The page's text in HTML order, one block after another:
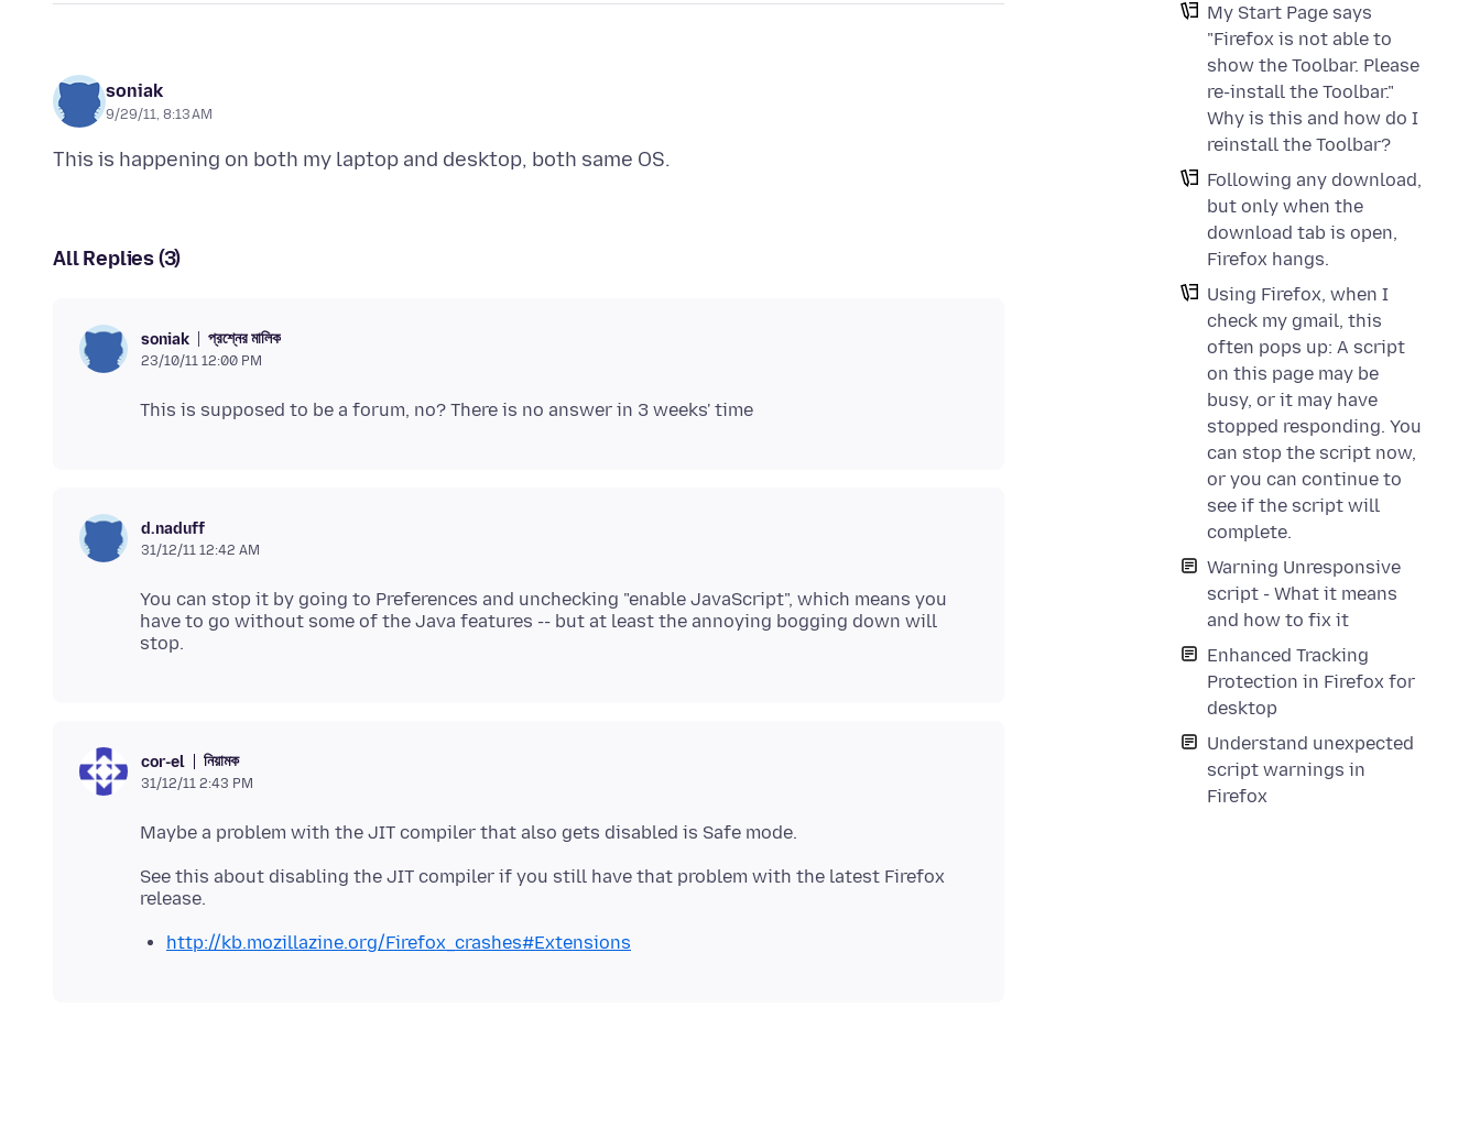
My Start Page says
"Firefox is not able to
show the Toolbar. Please
re-install the Toolbar."
Why is this and how do I
reinstall the Toolbar?
Following any download,
but only when the
download tab is open,
Firefox hangs.
Using Firefox, when I
check my gmail, this
often pops up: A script
on this page may be
busy, or it may have
stopped responding. You
can stop the script now,
or you can continue to
see if the script will
complete.
Warning Unresponsive
script - What it means
and how to fix it
Enhanced Tracking
Protection in Firefox for
desktop
Understand unexpected
script warnings in
Firefox
soniak
9/29/11, 8:13 AM
All Replies (3)
soniak প্রশ্নের মালিক
23/10/11 12:00 PM
d.naduff
31/12/11 12:42 AM
You can stop it by going to Preferences and unchecking "enable JavaScript", which means you
have to go without some of the Java features -- but at least the annoying bogging down will
cor-el নিয়ামক
31/12/11 2:43 PM
See this about disabling the JIT compiler if you still have that problem with the latest Firefox
http://kb.mozillazine.org/Firefox_crashes#Extensions